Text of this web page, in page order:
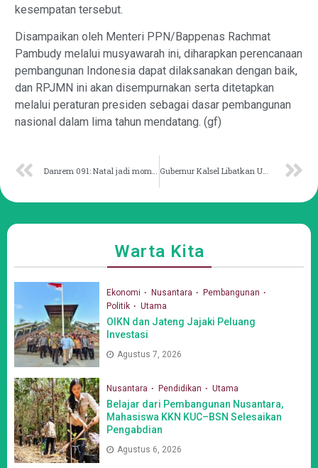
kesempatan tersebut.
Disampaikan oleh Menteri PPN/Bappenas Rachmat
Pambudy melalui musyawarah ini, diharapkan perencanaan
pembangunan Indonesia dapat dilaksanakan dengan baik,
dan RPJMN ini akan disempurnakan serta ditetapkan
melalui peraturan presiden sebagai dasar pembangunan
nasional dalam lima tahun mendatang. (gf)
Danrem 091: Natal jadi momentum pupuk jiwa toleransi Gubernur Kalsel Libatkan UMKM untuk Dukung Hari Pers
Warta Kita
Ekonomi Nusantara
Pembangunan
Politik
Utama
OIKN dan Jateng Jajaki Peluang
Investasi
Agustus 7, 2026
Nusantara Pendidikan Utama
Belajar dari Pembangunan Nusantara,
Mahasiswa KKN KUC–BSN Selesaikan
Pengabdian
Agustus 6, 2026